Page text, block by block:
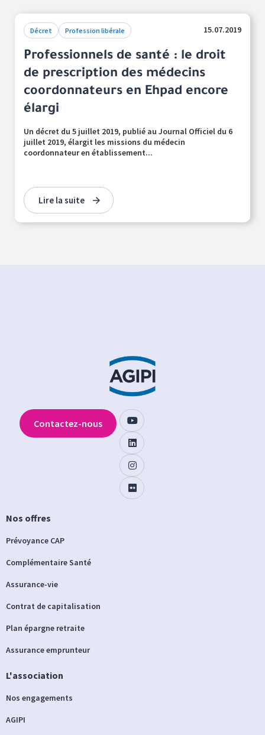
Décret Profession libérale 15.07.2019
Professionnels de santé : le droit
de prescription des médecins
coordonnateurs en Ehpad encore
élargi
Un décret du 5 juillet 2019, publié au Journal Officiel du 6
juillet 2019, élargit les missions du médecin
coordonnateur en établissement...
Lire la suite
Nos offres
Prévoyance CAP
Complémentaire Santé
Assurance-vie
Contrat de capitalisation
Plan épargne retraite
Assurance emprunteur
L'association
Nos engagements
AGIPI
Contactez-nous